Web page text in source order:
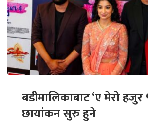
बडीमालिकाबाट ‘ए मेरो हजुर
छायांकन सुरु हुने